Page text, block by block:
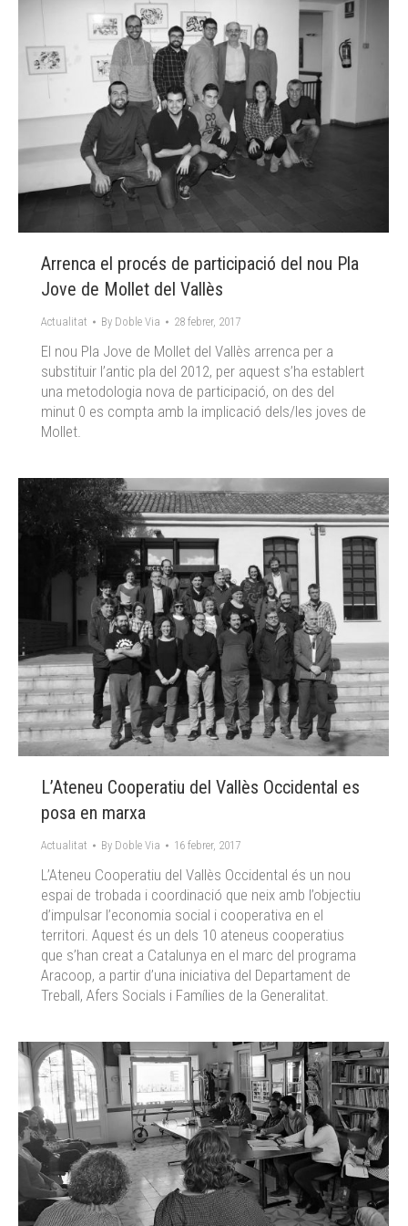
Arrenca el procés de participació del nou Pla
Jove de Mollet del Vallès
Actualitat By Doble Via 28 febrer, 2017
El nou Pla Jove de Mollet del Vallès arrenca per a
substituir l’antic pla del 2012, per aquest s’ha establert
una metodologia nova de participació, on des del
minut 0 es compta amb la implicació dels/les joves de
Mollet.
L’Ateneu Cooperatiu del Vallès Occidental es
posa en marxa
Actualitat By Doble Via 16 febrer, 2017
L’Ateneu Cooperatiu del Vallès Occidental és un nou
espai de trobada i coordinació que neix amb l’objectiu
d’impulsar l’economia social i cooperativa en el
territori. Aquest és un dels 10 ateneus cooperatius
que s’han creat a Catalunya en el marc del programa
Aracoop, a partir d’una iniciativa del Departament de
Treball, Afers Socials i Famílies de la Generalitat.